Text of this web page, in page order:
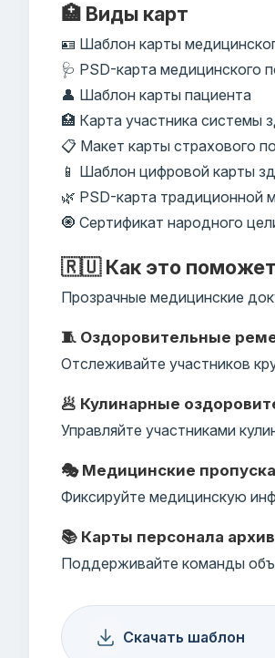
🏥 Виды карт
🪪 Шаблон карты
🩺 PSD-карта медицинского
👤 Шаблон карты пациента
🏥 Карта участника системы
📋 Макет карты страхового
📱 Шаблон цифровой карты
🌿 PSD-карта традиционной
🧿 Сертификат народного
🇷🇺 Как это поможет
Прозрачные медицинские
🧵 Оздоровительные
Отслеживайте участников
🥟 Кулинарные
Управляйте участниками
🎭 Медицинские
Фиксируйте медицинскую
📚 Карты персонала
Поддерживайте команды
Скачать шаблон